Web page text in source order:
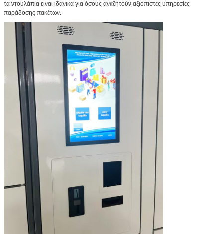
τα ντουλάπια είναι ιδανικά για όσους αναζητούν αξιόπιστες υπηρεσίες
παράδοσης πακέτων.